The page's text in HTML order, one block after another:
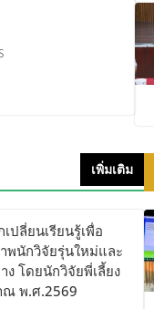
เพิ่มเติม
ปลี่ยนเรียนรู้เพื่อ
นักวิจัยรุ่นใหม่และ
ง โดยนักวิจัยพี่เลี้ยง
ณ พ.ศ.2569